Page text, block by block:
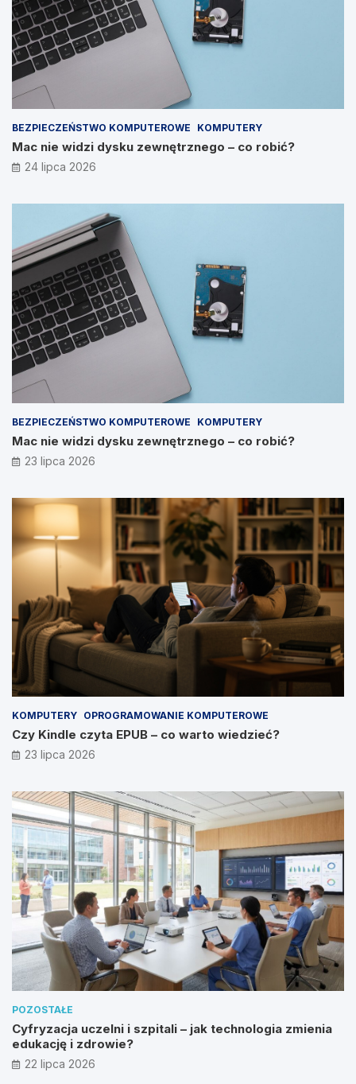
BEZPIECZEŃSTWO KOMPUTEROWE KOMPUTERY
Mac nie widzi dysku zewnętrznego – co robić?
24 lipca 2026
BEZPIECZEŃSTWO KOMPUTEROWE KOMPUTERY
Mac nie widzi dysku zewnętrznego – co robić?
23 lipca 2026
KOMPUTERY OPROGRAMOWANIE KOMPUTEROWE
Czy Kindle czyta EPUB – co warto wiedzieć?
23 lipca 2026
POZOSTAŁE
Cyfryzacja uczelni i szpitali – jak technologia zmienia
edukację i zdrowie?
22 lipca 2026